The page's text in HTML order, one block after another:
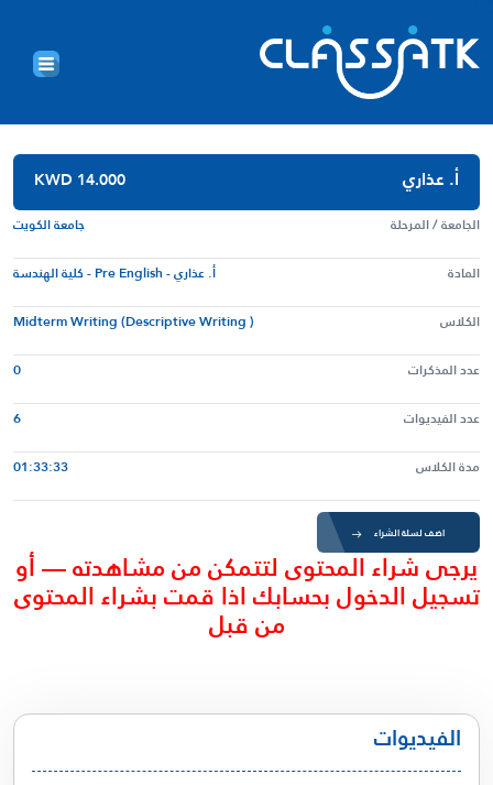
أ. عذاري KWD 14.000
الجامعة / المرحلة
جامعة الكويت
المادة
أ. عذاري - Pre English - كلية الهندسة
الكلاس
Midterm Writing (descriptive Writing )
عدد المذكرات
0
عدد الفيديوات
6
مدة الكلاس
01:33:33
اضف لسلة الشراء
يرجى شراء المحتوى لتتمكن من مشاهدته — أو
تسجيل الدخول بحسابك اذا قمت بشراء المحتوى
من قبل
الفيديوات